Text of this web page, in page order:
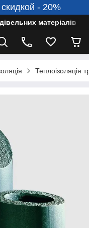
- 20%
матеріалів
Теплоізоляція